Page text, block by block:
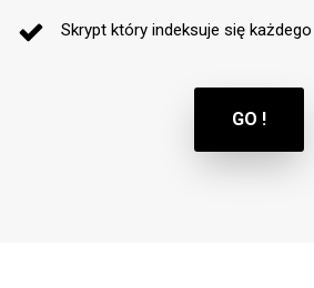
Skrypt który indeksuje się każdego
GO !